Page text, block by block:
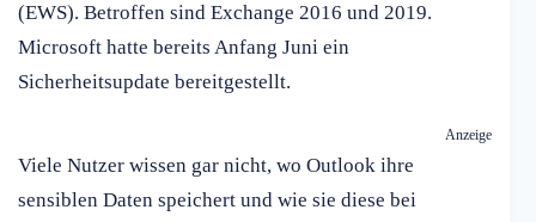
(EWS). Betroffen sind Exchange 2016 und 2019.
Microsoft hatte bereits Anfang Juni ein
Sicherheitsupdate bereitgestellt.
Anzeige
Viele Nutzer wissen gar nicht, wo Outlook ihre
sensiblen Daten speichert und wie sie diese bei